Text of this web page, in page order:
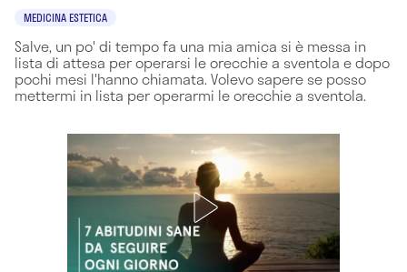
MEDICINA ESTETICA
Salve, un po' di tempo fa una mia amica si è messa in
lista di attesa per operarsi le orecchie a sventola e dopo
pochi mesi l'hanno chiamata. Volevo sapere se posso
mettermi in lista per operarmi le orecchie a sventola.